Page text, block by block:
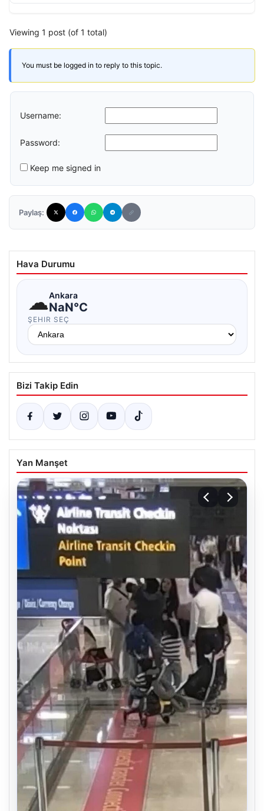
Viewing 1 post (of 1 total)
You must be logged in to reply to this topic.
Username:
Password:
Keep me signed in
Paylaş:
Hava Durumu
☁Ankara
NaN°C
ŞEHIR SEÇ
Bizi Takip Edin
Yan Manşet